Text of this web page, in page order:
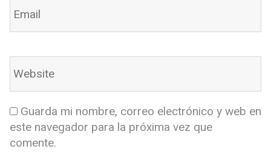
Guarda mi nombre, correo electrónico y web en
este navegador para la próxima vez que
comente.